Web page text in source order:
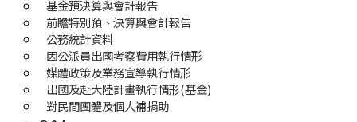
基金預決算與會計報告
前瞻特別預、決算與會計報告
公務統計資料
因公派員出國考察費用執行情形
媒體政策及業務宣導執行情形
出國及赴大陸計畫執行情形(基金)
對民間團體及個人補捐助